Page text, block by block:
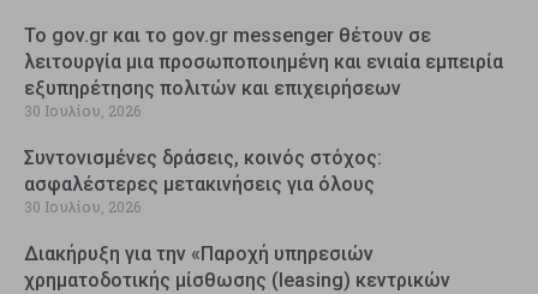
Το gov.gr και το gov.gr messenger θέτουν σε
λειτουργία μια προσωποποιημένη και ενιαία εμπειρία
εξυπηρέτησης πολιτών και επιχειρήσεων
30 Ιουλίου, 2026
Συντονισμένες δράσεις, κοινός στόχος:
ασφαλέστερες μετακινήσεις για όλους
30 Ιουλίου, 2026
Διακήρυξη για την «Παροχή υπηρεσιών
χρηματοδοτικής μίσθωσης (leasing) κεντρικών